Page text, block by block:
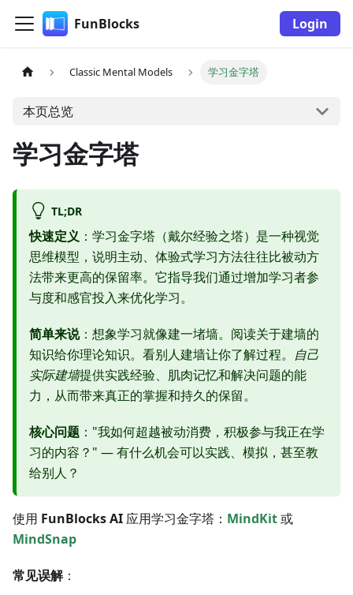
FunBlocks Login
Classic Mental Models 学习金字塔
本页总览
学习金字塔
TL;DR
快速定义 ：学习金字塔（戴尔经验之塔）是一种视觉
思维模型，说明主动、体验式学习方法往往比被动方
法带来更高的保留率。它指导我们通过增加学习者参
与度和感官投入来优化学习。
简单来说：想象学习就像建一堵墙。阅读关于建墙的
知识给你理论知识。看别人建墙让你了解过程。 自己
实际建墙提供实践经验、肌肉记忆和解决问题的能
力，从而带来真正的掌握和持久的保留。
核心问题 ："我如何超越被动消费，积极参与我正在学
习的内容？" — 有什么机会可以实践、模拟，甚至教
给别人？
使用 FunBlocks AI 应用学习金字塔： MindKit或
MindSnap
常见误解：